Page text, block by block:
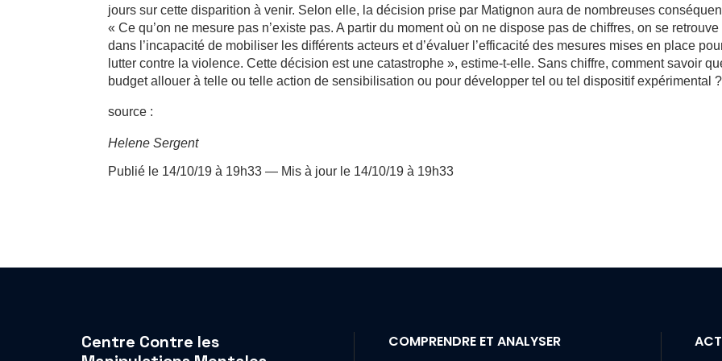
jours sur cette disparition à venir. Selon elle, la décision prise par Matignon aura de nombreuses
« Ce qu’on ne mesure pas n’existe pas. A partir du moment où on ne dispose pas de chiffres, on se retrouve
dans l’incapacité de mobiliser les différents acteurs et d’évaluer l’efficacité des mesures mises en place
lutter contre la violence. Cette décision est une catastrophe », estime-t-elle. Sans chiffre, comment savoir
budget allouer à telle ou telle action de sensibilisation ou pour développer tel ou tel dispositif expérimental ?
source :
Helene Sergent
Publié le 14/10/19 à 19h33 — Mis à jour le 14/10/19 à 19h33
Centre Contre les
COMPRENDRE ET ANALYSER